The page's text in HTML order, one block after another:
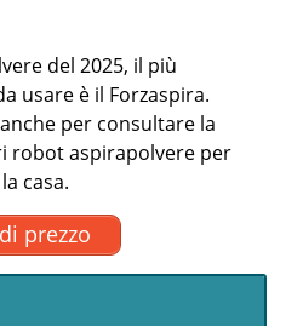
del 2025, il più
usare è il Forzaspira.
per consultare la
robot aspirapolvere per
casa.
prezzo